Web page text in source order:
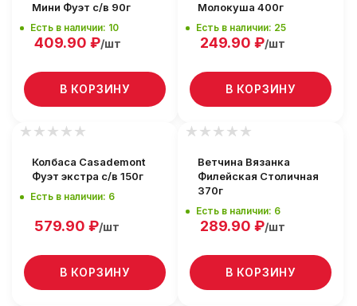
Мини Фуэт с/в 90г
Есть в наличии: 10
409.90 ₽/шт
В КОРЗИНУ
Молокуша 400г
Есть в наличии: 25
249.90 ₽/шт
В КОРЗИНУ
Колбаса Casademont
Фуэт экстра с/в 150г
Есть в наличии: 6
579.90 ₽/шт
В КОРЗИНУ
Ветчина Вязанка
Филейская Столичная
370г
Есть в наличии: 6
289.90 ₽/шт
В КОРЗИНУ